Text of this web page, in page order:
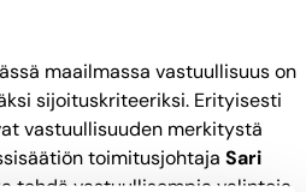
maailmassa vastuullisuus on
sijoituskriteeriksi. Erityisesti
vastuullisuuden merkitystä
toimitusjohtaja Sari